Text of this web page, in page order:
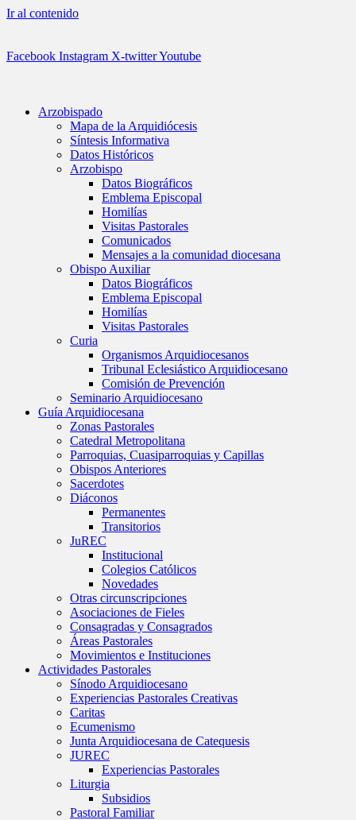
Ir al contenido
Facebook Instagram X-twitterYoutube
Arzobispado
Mapa de la Arquidiócesis
Síntesis Informativa
Datos Históricos
Arzobispo
Datos Biográficos
Emblema Episcopal
Homilías
Visitas Pastorales
Comunicados
Mensajes a la comunidad diocesana
Obispo Auxiliar
Datos Biográficos
Emblema Episcopal
Homilías
Visitas Pastorales
Curia
Organismos Arquidiocesanos
Tribunal Eclesiástico Arquidiocesano
Comisión de Prevención
Seminario Arquidiocesano
Guía Arquidiocesana
Zonas Pastorales
Catedral Metropolitana
Parroquias, Cuasiparroquias y Capillas
Obispos Anteriores
Sacerdotes
Diáconos
Permanentes
Transitorios
JuREC
Institucional
Colegios Católicos
Novedades
Otras circunscripciones
Asociaciones de Fieles
Consagradas y Consagrados
Áreas Pastorales
Movimientos e Instituciones
Actividades Pastorales
Sínodo Arquidiocesano
Experiencias Pastorales Creativas
Caritas
Ecumenismo
Junta Arquidiocesana de Catequesis
JUREC
Experiencias Pastorales
Liturgia
Subsidios
Pastoral Familiar